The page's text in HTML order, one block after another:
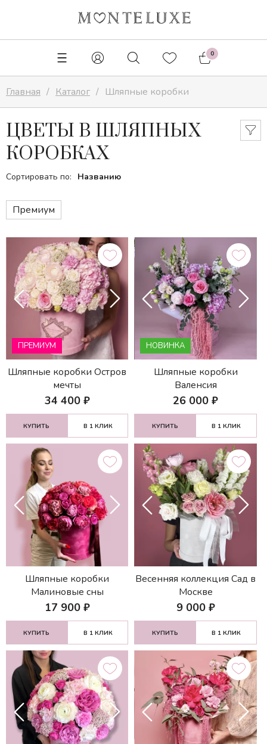
0
Главная Каталог Шляпные коробки
ЦВЕТЫ В ШЛЯПНЫХ
КОРОБКАХ
Сортировать по: Названию
Премиум
ПРЕМИУМ
Шляпные коробки Остров
мечты
34 400₽
КУПИТЬ В 1 КЛИК
НОВИНКА
Шляпные коробки
Валенсия
26 000 ₽
КУПИТЬ В 1 КЛИК
Шляпные коробки
Малиновые сны
17 900₽
КУПИТЬ В 1 КЛИК
Весенняя коллекция Сад в
Москве
9 000₽
КУПИТЬ В 1 КЛИК